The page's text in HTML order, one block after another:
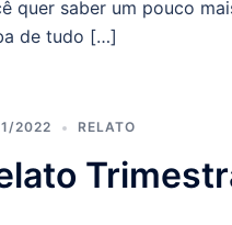
quer saber um pouco
de tudo […]
2022 RELATO